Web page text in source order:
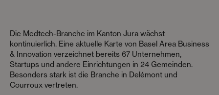
Die Medtech-Branche im Kanton Jura wächst
kontinuierlich. Eine aktuelle Karte von Basel Area Business
& Innovation verzeichnet bereits 67 Unternehmen,
Startups und andere Einrichtungen in 24 Gemeinden.
Besonders stark ist die Branche in Delémont und
Courroux vertreten.